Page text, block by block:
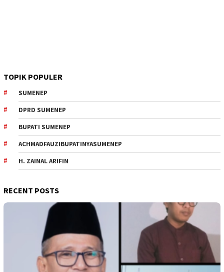
TOPIK POPULER
SUMENEP
DPRD SUMENEP
BUPATI SUMENEP
ACHMADFAUZIBUPATINYASUMENEP
H. ZAINAL ARIFIN
RECENT POSTS